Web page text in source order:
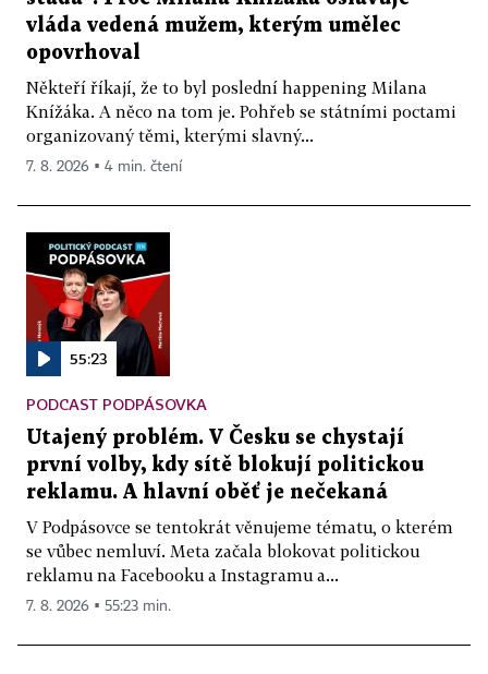
vláda vedená mužem, kterým umělec
opovrhoval
Někteří říkají, že to byl poslední happening Milana
Knížáka. A něco na tom je. Pohřeb se státními poctami
organizovaný těmi, kterými slavný...
7. 8. 2026 ▪ 4 min. čtení
55:23
PODCAST PODPÁSOVKA
Utajený problém. V Česku se chystají
první volby, kdy sítě blokují politickou
reklamu. A hlavní oběť je nečekaná
V Podpásovce se tentokrát věnujeme tématu, o kterém
se vůbec nemluví. Meta začala blokovat politickou
reklamu na Facebooku a Instagramu a...
7. 8. 2026 ▪ 55:23 min.